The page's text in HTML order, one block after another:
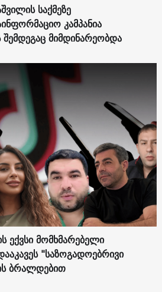
საქმეზე
კამპანია
მიმდინარეობდა
ექვსი მომხმარებელი
"საზოგადოებრივი
ბრალდებით